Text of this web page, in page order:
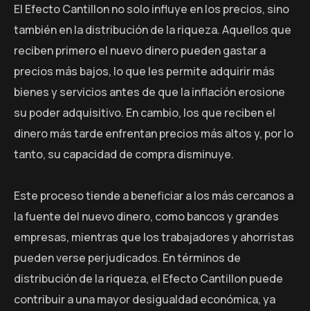
El Efecto Cantillon no solo influye en los precios, sino
también en la distribución de la riqueza. Aquellos que
reciben primero el nuevo dinero pueden gastar a
precios más bajos, lo que les permite adquirir más
bienes y servicios antes de que la inflación erosione
su poder adquisitivo. En cambio, los que reciben el
dinero más tarde enfrentan precios más altos y, por lo
tanto, su capacidad de compra disminuye.
Este proceso tiende a beneficiar a los más cercanos a
la fuente del nuevo dinero, como bancos y grandes
empresas, mientras que los trabajadores y ahorristas
pueden verse perjudicados. En términos de
distribución de la riqueza, el Efecto Cantillon puede
contribuir a una mayor desigualdad económica, ya